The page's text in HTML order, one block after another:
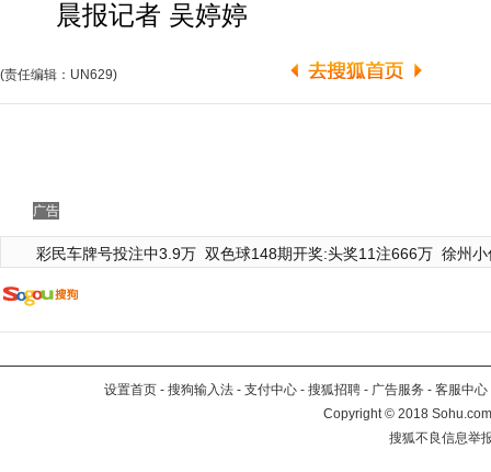
晨报记者 吴婷婷
(责任编辑：UN629)
广告
彩民车牌号投注中3.9万 双色球148期开奖:头奖11注666万 徐州
设置首页 - 搜狗输入法 - 支付中心 - 搜狐招聘 - 广告服务 - 客服中心
Copyright©2018
搜狐不良信息举